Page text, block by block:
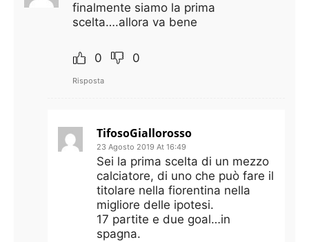
finalmente siamo la prima
scelta….allora va bene
0 0
Risposta
TifosoGiallorosso
23 Agosto 2019 At 16:49
Sei la prima scelta di un mezzo
calciatore, di uno che può fare il
titolare nella fiorentina nella
migliore delle ipotesi.
17 partite e due goal…in
spagna.